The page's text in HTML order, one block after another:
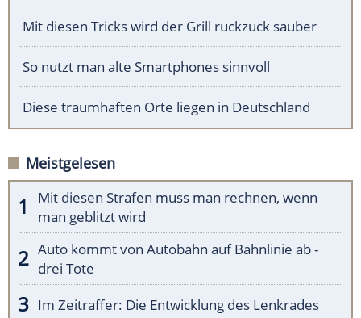
Mit diesen Tricks wird der Grill ruckzuck sauber
So nutzt man alte Smartphones sinnvoll
Diese traumhaften Orte liegen in Deutschland
Meistgelesen
Mit diesen Strafen muss man rechnen, wenn
man geblitzt wird
Auto kommt von Autobahn auf Bahnlinie ab -
drei Tote
Im Zeitraffer: Die Entwicklung des Lenkrades